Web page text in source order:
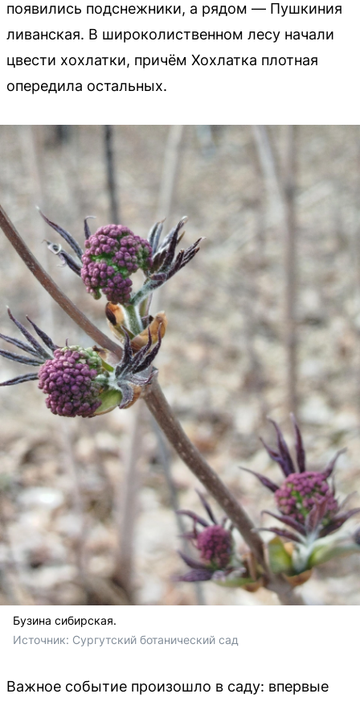
появились подснежники, а рядом — Пушкиния
ливанская. В широколиственном лесу начали
цвести хохлатки, причём Хохлатка плотная
опередила остальных.
Бузина сибирская.
Источник: Сургутский ботанический сад
Важное событие произошло в саду: впервые